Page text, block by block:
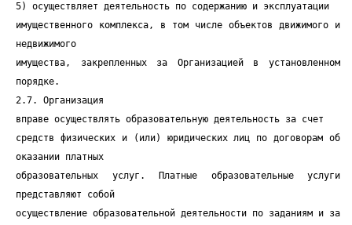
5) осуществляет деятельность по содержанию и эксплуатации
имущественного комплекса, в том числе объектов движимого и
недвижимого
имущества, закрепленных за Организацией в установленном
порядке.
2.7. Организация
вправе осуществлять образовательную деятельность за счет
средств физических и (или) юридических лиц по договорам об
оказании платных
образовательных услуг. Платные образовательные услуги
представляют собой
осуществление образовательной деятельности по заданиям и за